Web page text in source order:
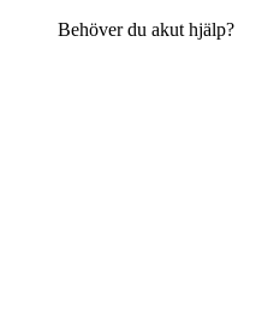
Behöver du akut hjälp?